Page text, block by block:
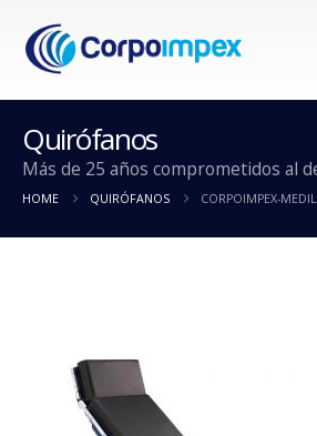
Quirófanos
Más de 25 años comprometidos al
HOME QUIRÓFANOS CORPOIMPEX-